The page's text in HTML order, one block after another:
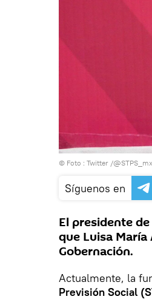
© Foto : Twitter /@STPS_mx
Síguenos en
El presidente
que Luisa
Gobernación.
Actualmente, la
Previsión Social